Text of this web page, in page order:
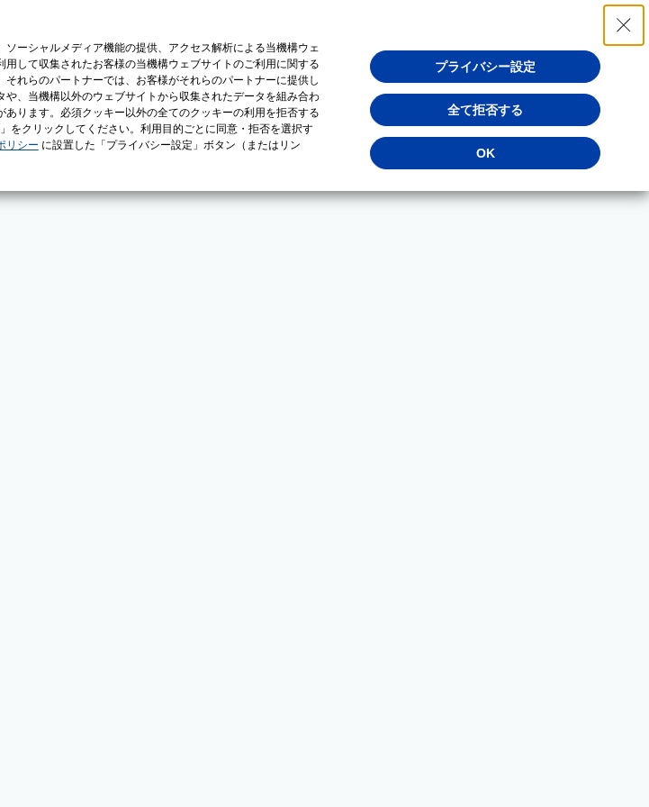
ーシャルメディア機能の提供、アクセス解析による当機構ウェ
して収集されたお客様の当機構ウェブサイトのご利用に関する
れらのパートナーでは、お客様がそれらのパートナーに提供し
、当機構以外のウェブサイトから収集されたデータを組み合わ
ります。必須クッキー以外の全てのクッキーの利用を拒否する
をクリックしてください。利用目的ごとに同意・拒否を選択す
リシー に設置した「プライバシー設定」ボタン（またはリン
プライバシー設定
全て拒否する
OK